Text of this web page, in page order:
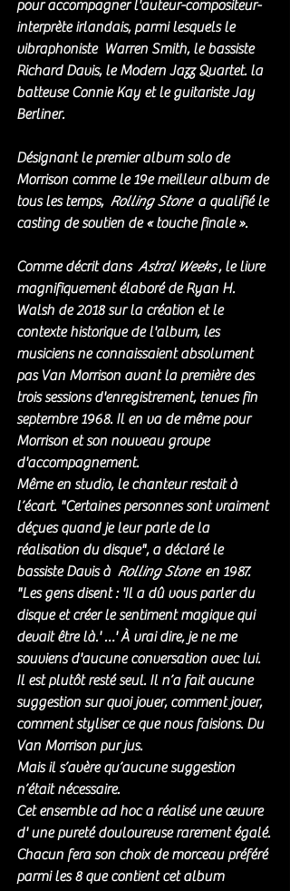
pour accompagner l'auteur-compositeur-
interprète irlandais, parmi lesquels le
vibraphoniste  Warren Smith, le bassiste
Richard Davis, le Modern Jazz Quartet. la
batteuse Connie Kay et le guitariste Jay
Berliner.
Désignant le premier album solo de
Morrison comme le 19e meilleur album de
tous les temps, Rolling Stone a qualifié le
casting de soutien de « touche finale ».
Comme décrit dans Astral Weeks , le livre
magnifiquement élaboré de Ryan H.
Walsh de 2018 sur la création et le
contexte historique de l'album, les
musiciens ne connaissaient absolument
pas Van Morrison avant la première des
trois sessions d'enregistrement, tenues fin
septembre 1968. Il en va de même pour
Morrison et son nouveau groupe
d'accompagnement.
Même en studio, le chanteur restait à
l’écart. "Certaines personnes sont vraiment
déçues quand je leur parle de la
réalisation du disque", a déclaré le
bassiste Davis à Rolling Stone en 1987.
"Les gens disent : 'Il a dû vous parler du
disque et créer le sentiment magique qui
devait être là.' …' À vrai dire, je ne me
souviens d'aucune conversation avec lui.
Il est plutôt resté seul. Il n’a fait aucune
suggestion sur quoi jouer, comment jouer,
comment styliser ce que nous faisions. Du
Van Morrison pur jus.
Mais il s’avère qu’aucune suggestion
n’était nécessaire.
Cet ensemble ad hoc a réalisé une œuvre
d' une pureté douloureuse rarement égalé.
Chacun fera son choix de morceau préféré
parmi les 8 que contient cet album